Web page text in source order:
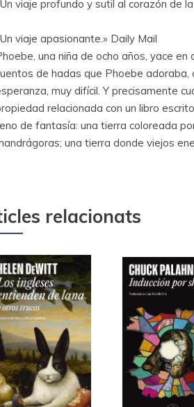
viaje profundo y sutil al corazón de
viaje apasionante.» Daily Mail
una niña de ocho años, yace
de hadas que Phoebe
muy difícil. Y precisamente
relacionada con un libro
de fantasía: una tierra coloreada
una tierra donde viejos
relacionats